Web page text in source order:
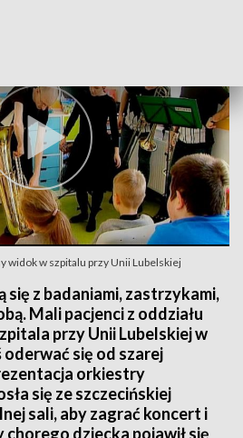
widok w szpitalu przy Unii Lubelskiej
się z badaniami, zastrzykami,
Mali pacjenci z oddziału
przy Unii Lubelskiej w
oderwać się od szarej
orkiestry
się ze szczecińskiej
sali, aby zagrać koncert i
dziecka pojawił się